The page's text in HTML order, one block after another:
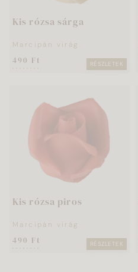
Kis rózsa sárga
Marcipán virág
490 Ft RÉSZLETEK
Kis rózsa piros
Marcipán virág
490 Ft RÉSZLETEK